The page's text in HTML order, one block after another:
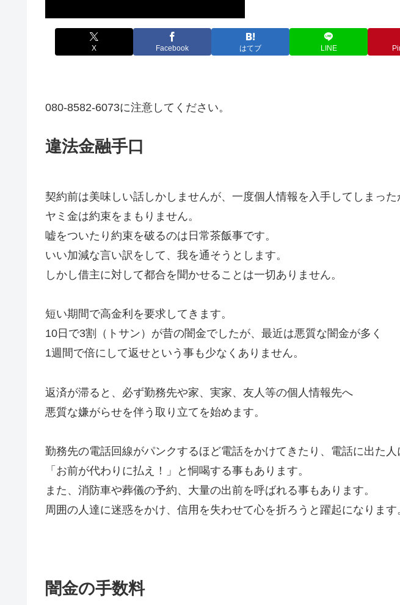
X Facebook はてブ LINE
080-8582-6073に注意してください。
違法金融手口
契約前は美味しい話しかしませんが、一度個人情報を入手してしまった
ヤミ金は約束をまもりません。
嘘をついたり約束を破るのは日常茶飯事です。
いい加減な言い訳をして、我を通そうとします。
しかし借主に対して都合を聞かせることは一切ありません。
短い期間で高金利を要求してきます。
10日で3割（トサン）が昔の闇金でしたが、最近は悪質な闇金が多く
1週間で倍にして返せという事も少なくありません。
返済が滞ると、必ず勤務先や家、実家、友人等の個人情報先へ
悪質な嫌がらせを伴う取り立てを始めます。
勤務先の電話回線がパンクするほど電話をかけてきたり、電話に出た人
「お前が代わりに払え！」と恫喝する事もあります。
また、消防車や葬儀の予約、大量の出前を呼ばれる事もあります。
周囲の人達に迷惑をかけ、信用を失わせて心を折ろうと躍起になります
闇金の手数料